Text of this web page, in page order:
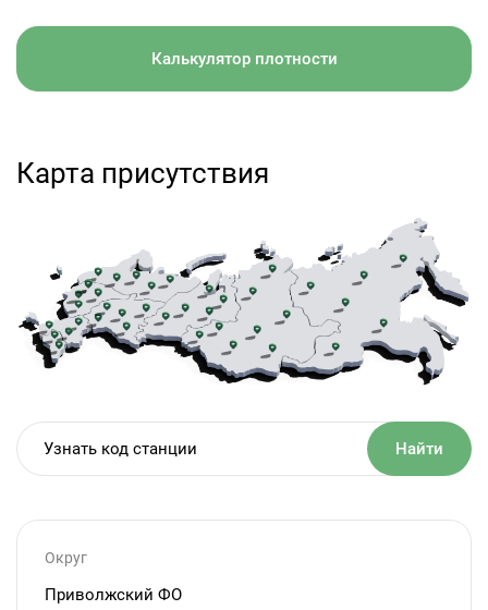
Калькулятор плотности
Карта присутствия
Найти
Округ
Приволжский ФО